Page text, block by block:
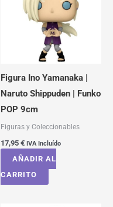
Figura Ino Yamanaka |
Naruto Shippuden | Funko
POP 9cm
Figuras y Coleccionables
17,95 € IVA Incluído
AÑADIR AL
CARRITO